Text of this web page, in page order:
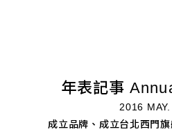
年表記事
2016 MAY.
成立品牌、成立台北西門